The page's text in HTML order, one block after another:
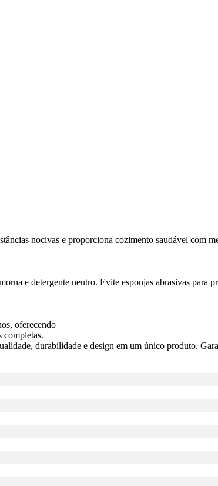
nocivas e proporciona cozimento saudável com
e detergente neutro. Evite esponjas abrasivas para
oferecendo
completas.
durabilidade e design em um único produto.